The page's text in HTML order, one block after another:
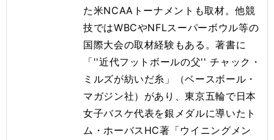
た米NCAAトーナメントも取材。他競
技ではWBCやNFLスーパーボウル等の
国際大会の取材経験 もある。著書に
「''近代フットボールの父'' チャック・
ミルズが紡いだ糸」（ベースボール・
マガジン社） があり、東京五輪で日本
女子バスケ代表を銀メダルに導いたト
ム・ホーバスHC著「ウイニングメン